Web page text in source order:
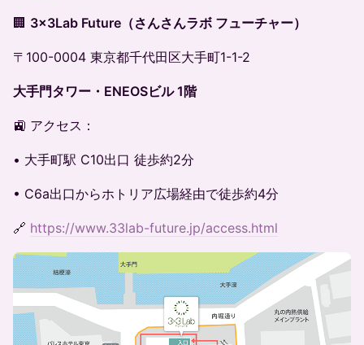
🏢 3×3Lab Future（さんさんラボ フューチャー）
〒100-0004 東京都千代田区大手町1-1-2
大手門タワー・ENEOSビル 1階
🚉 アクセス：
• 大手町駅 C10出口 徒歩約2分
• C6a出口からホトリア広場経由で徒歩約4分
🔗 https://www.33lab-future.jp/access.html